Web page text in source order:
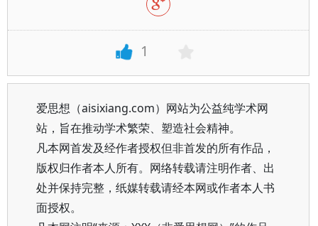
1
爱思想（aisixiang.com）网站为公益纯学术网
站，旨在推动学术繁荣、塑造社会精神。
凡本网首发及经作者授权但非首发的所有作品，
版权归作者本人所有。网络转载请注明作者、出
处并保持完整，纸媒转载请经本网或作者本人书
面授权。